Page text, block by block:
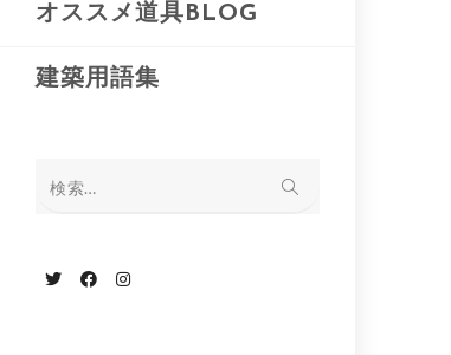
オススメ道具BLOG
建築用語集
検索…